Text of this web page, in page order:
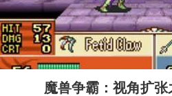
魔兽争霸：视角扩张